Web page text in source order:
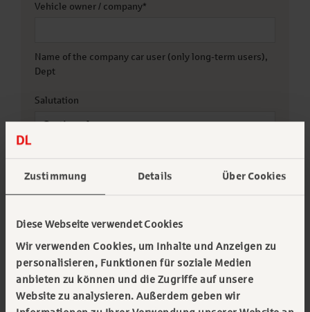
Zustimmung Details Über Cookies
Diese Webseite verwendet Cookies
Wir verwenden Cookies, um Inhalte und Anzeigen zu
personalisieren, Funktionen für soziale Medien
anbieten zu können und die Zugriffe auf unsere
Website zu analysieren. Außerdem geben wir
Vehicle owner / company*
Name of the company car user (only long-term users),
Dept
Salutation
Firstname*
Telephone*